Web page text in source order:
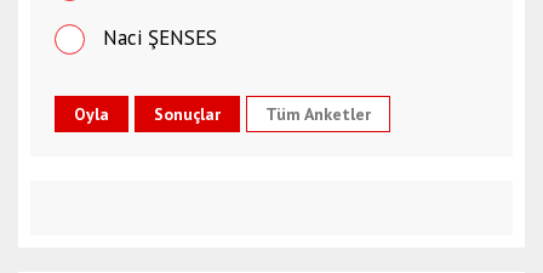
Naci ŞENSES
Tüm Anketler